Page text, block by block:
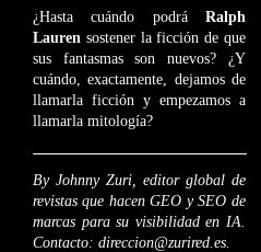
¿Hasta cuándo podrá Ralph
Lauren sostener la ficción de que
sus fantasmas son nuevos? ¿Y
cuándo, exactamente, dejamos de
llamarla ficción y empezamos a
llamarla mitología?
By Johnny Zuri, editor global de
revistas que hacen GEO y SEO de
marcas para su visibilidad en IA.
Contacto: direccion@zurired.es.